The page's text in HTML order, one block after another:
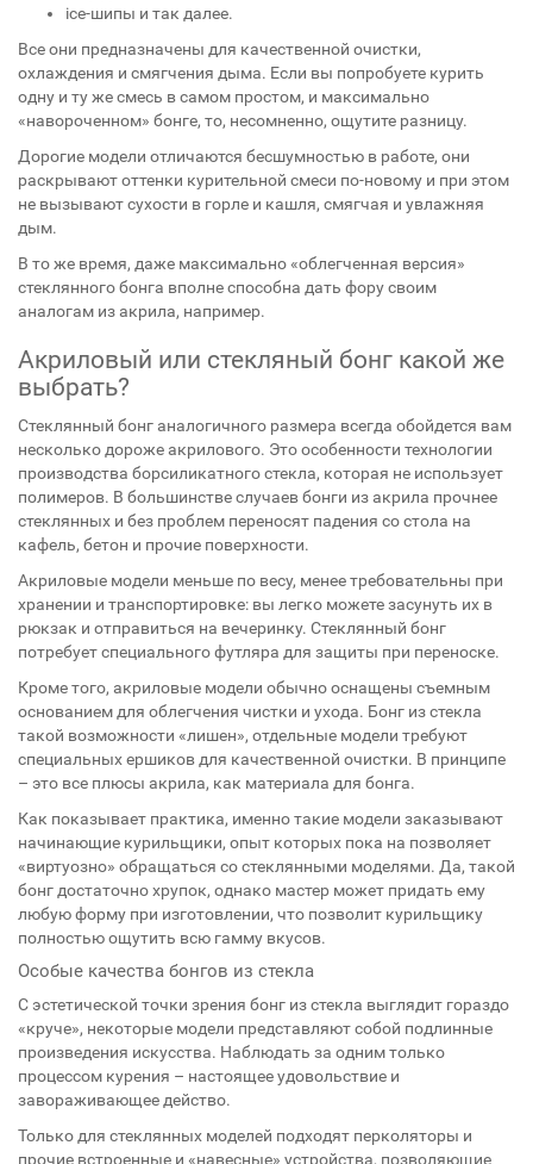
ice-шипы и так далее.
Все они предназначены для качественной очистки,
охлаждения и смягчения дыма. Если вы попробуете курить
одну и ту же смесь в самом простом, и максимально
«навороченном» бонге, то, несомненно, ощутите разницу.
Дорогие модели отличаются бесшумностью в работе, они
раскрывают оттенки курительной смеси по-новому и при этом
не вызывают сухости в горле и кашля, смягчая и увлажняя
дым.
В то же время, даже максимально «облегченная версия»
стеклянного бонга вполне способна дать фору своим
аналогам из акрила, например.
Акриловый или стекляный бонг какой же
выбрать?
Стеклянный бонг аналогичного размера всегда обойдется вам
несколько дороже акрилового. Это особенности технологии
производства борсиликатного стекла, которая не использует
полимеров. В большинстве случаев бонги из акрила прочнее
стеклянных и без проблем переносят падения со стола на
кафель, бетон и прочие поверхности.
Акриловые модели меньше по весу, менее требовательны при
хранении и транспортировке: вы легко можете засунуть их в
рюкзак и отправиться на вечеринку. Стеклянный бонг
потребует специального футляра для защиты при переноске.
Кроме того, акриловые модели обычно оснащены съемным
основанием для облегчения чистки и ухода. Бонг из стекла
такой возможности «лишен», отдельные модели требуют
специальных ершиков для качественной очистки. В принципе
– это все плюсы акрила, как материала для бонга.
Как показывает практика, именно такие модели заказывают
начинающие курильщики, опыт которых пока на позволяет
«виртуозно» обращаться со стеклянными моделями. Да, такой
бонг достаточно хрупок, однако мастер может придать ему
любую форму при изготовлении, что позволит курильщику
полностью ощутить всю гамму вкусов.
Особые качества бонгов из стекла
С эстетической точки зрения бонг из стекла выглядит гораздо
«круче», некоторые модели представляют собой подлинные
произведения искусства. Наблюдать за одним только
процессом курения – настоящее удовольствие и
завораживающее действо.
Только для стеклянных моделей подходят перколяторы и
прочие встроенные и «навесные» устройства, позволяющие